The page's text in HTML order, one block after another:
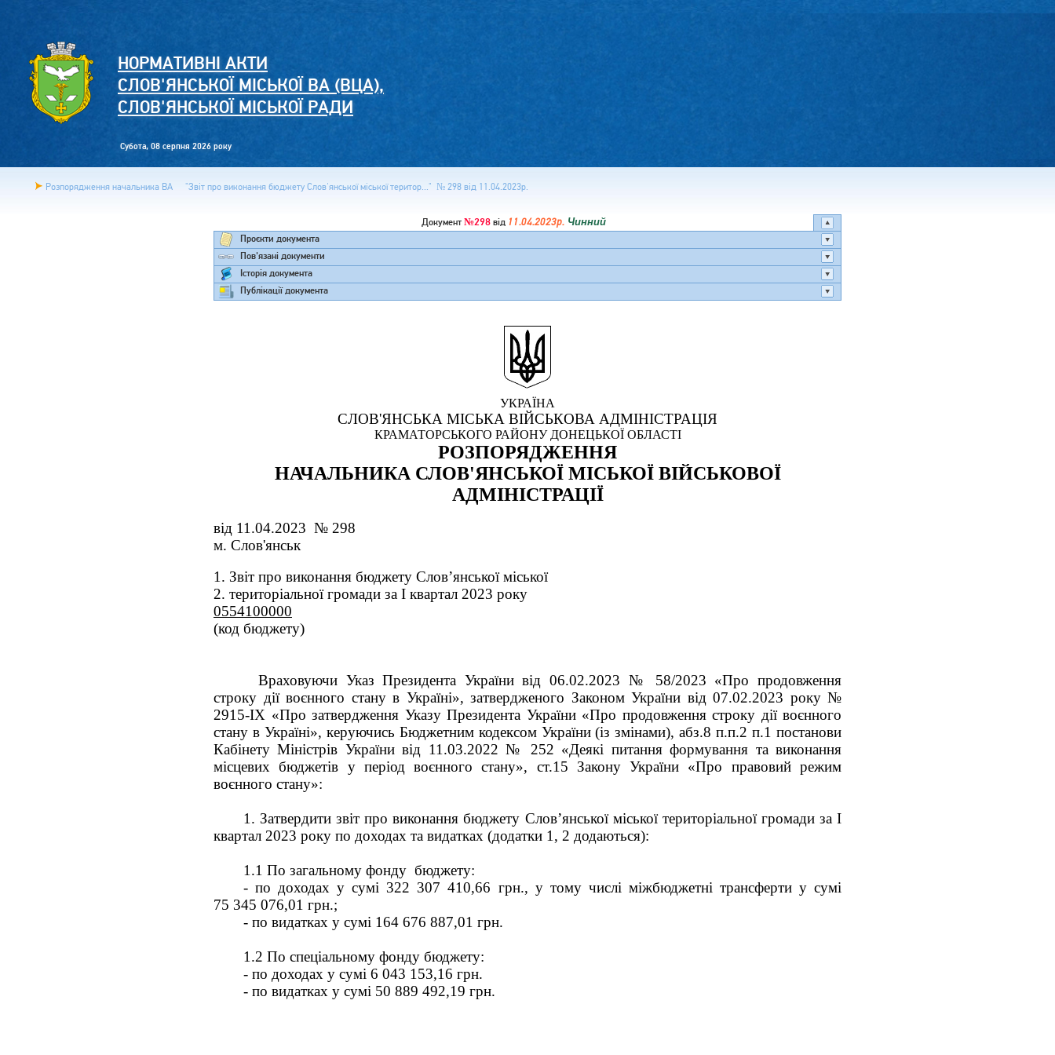
НОРМАТИВНІ АКТИ
СЛОВ'ЯНСЬКОЇ МІСЬКОЇ ВА (ВЦА),
СЛОВ'ЯНСЬКОЇ МІСЬКОЇ РАДИ
Субота, 08 серпня 2026 року
Розпорядження начальника ВА "Звіт про виконання бюджету Слов'янської міської територ..." № 298 від 11.04.2023р.
Документ №298від 11.04.2023р.Чинний
Проєкти документа
Пов'язані документи
Історія документа
Публікації документа
УКРАЇНА
СЛОВ'ЯНСЬКА МІСЬКА ВІЙСЬКОВА АДМІНІСТРАЦІЯ
КРАМАТОРСЬКОГО РАЙОНУ ДОНЕЦЬКОЇ ОБЛАСТІ
РОЗПОРЯДЖЕННЯ
НАЧАЛЬНИКА СЛОВ'ЯНСЬКОЇ МІСЬКОЇ ВІЙСЬКОВОЇ
АДМІНІСТРАЦІЇ
від 11.04.2023 № 298
м. Слов'янськ
Звіт про виконання бюджету Слов’янської міської
територіальної громади за І квартал 2023 року
0554100000
(код бюджету)
Враховуючи Указ Президента України від 06.02.2023 № 58/2023 «Про продовження
строку дії воєнного стану в Україні», затвердженого Законом України від 07.02.2023 року №
2915-IX «Про затвердження Указу Президента України «Про продовження строку дії воєнного
стану в Україні», керуючись Бюджетним кодексом України (із змінами), абз.8 п.п.2 п.1 постанови
Кабінету Міністрів України від 11.03.2022 № 252 «Деякі питання формування та виконання
місцевих бюджетів у період воєнного стану»,
ст.15 Закону України «Про правовий режим
воєнного стану»:
1. Затвердити звіт про виконання бюджету Слов’янської міської територіальної громади за І
квартал 2023 року по доходах та видатках (додатки 1, 2 додаються):
1.1 По загальному фонду бюджету:
- по доходах у сумі 322 307 410,66 грн., у тому числі міжбюджетні трансферти у сумі
75 345 076,01 грн.;
- по видатках у сумі 164 676 887,01 грн.
1.2 По спеціальному фонду бюджету:
- по доходах у сумі 6 043 153,16 грн.
- по видатках у сумі 50 889 492,19 грн.